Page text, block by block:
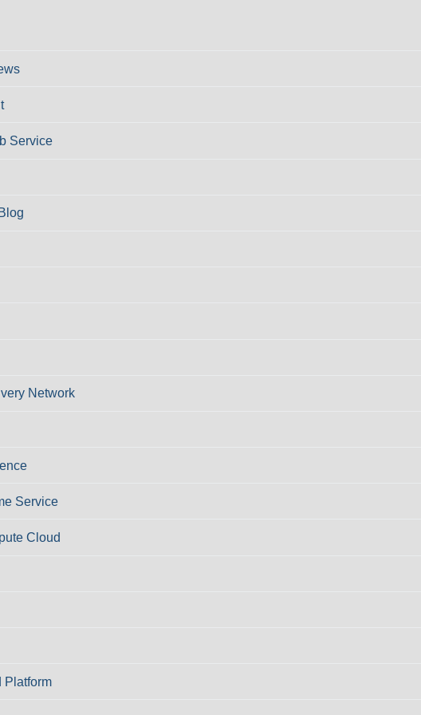
Service
Network
Service
Cloud
Platform